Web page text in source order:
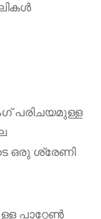
പരിചയമുള്ള
ഒരു ശ്രേണി
പാറ്റേൺ